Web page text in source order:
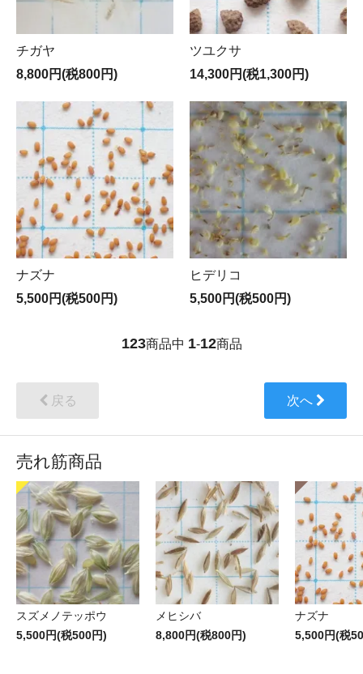
チガヤ
8,800円(税800円)
ツユクサ
14,300円(税1,300円)
ナズナ
5,500円(税500円)
ヒデリコ
5,500円(税500円)
123商品中 1-12商品
戻る 次へ
売れ筋商品
スズメノテッポウ
5,500円(税500円)
メヒシバ
8,800円(税800円)
ナズナ
5,500円(税